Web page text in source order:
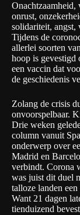
onrust,
solidariteit, angst,
Tijdens de
allerlei soorten
hoop is gevestigd
een vaccin dat
de geschiedenis
Zolang de crisis
onvoorspelbaar.
Drie weken
column vanuit
onderwerp over
Madrid en
verbindt. Corona
was juist dit duel
talloze landen
Want 21 dagen
tienduizend